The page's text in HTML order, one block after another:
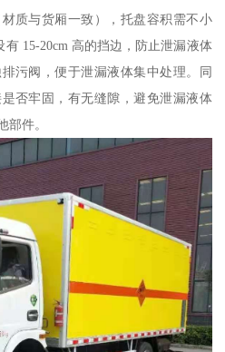
质与货厢一致），托盘容积需不小
15-20cm 高的挡边，防止泄漏液体
污阀，便于泄漏液体集中处理。同
否牢固，有无缝隙，避免泄漏液体
部件。​